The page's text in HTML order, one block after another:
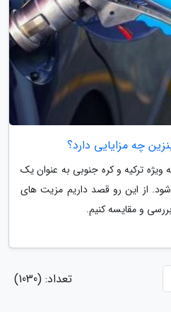
چه مزایایی دارد؟
ویژه ترکیه و کره جنوبی به عنوان یک
از این رو قصد داریم مزیت های
تعداد: (1030)